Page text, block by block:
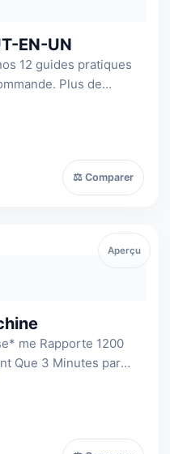
EN-UN
12 guides pratiques
Plus de
e…
⚖ Comparer
me Rapporte 1200
Que 3 Minutes par
...
Aperçu